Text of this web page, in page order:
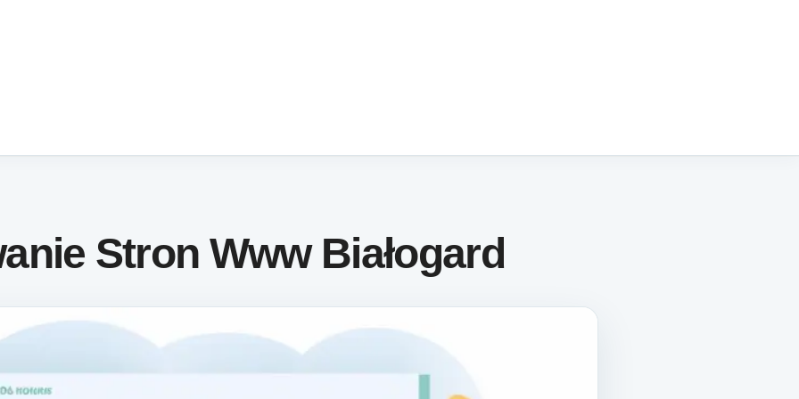
Stron Www Białogard